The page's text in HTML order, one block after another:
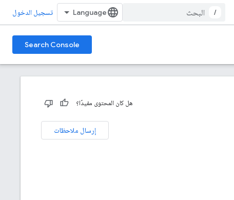
/ تسجيل الدخول
Search Console
هل كان المحتوى مفيدًا؟
إرسال ملاحظات